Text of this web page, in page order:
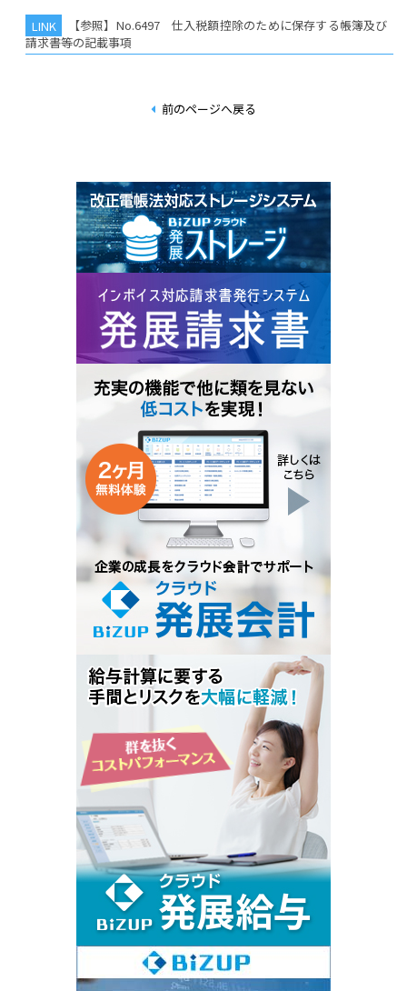
【参照】No.6497 仕入税額控除のために保存する帳簿及び
請求書等の記載事項
前のページへ戻る